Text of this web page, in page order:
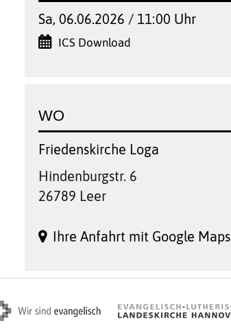
Sa, 06.06.2026 / 11:00 Uhr
ICS Download
WO
Friedenskirche Loga
Hindenburgstr. 6
26789 Leer
Ihre Anfahrt mit Google Maps